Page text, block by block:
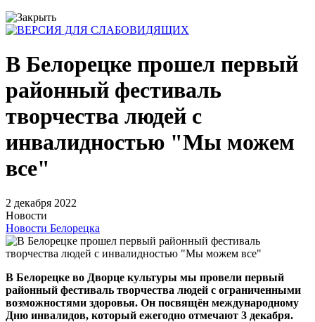
В Белорецке прошел первый
районный фестиваль
творчества людей с
инвалидностью "Мы можем
все"
2 декабря 2022
Новости
Новости Белорецка
В Белорецке во Дворце культуры мы провели первый
районный фестиваль творчества людей с ограниченными
возможностями здоровья. Он посвящён международному
Дню инвалидов, который ежегодно отмечают 3 декабря.